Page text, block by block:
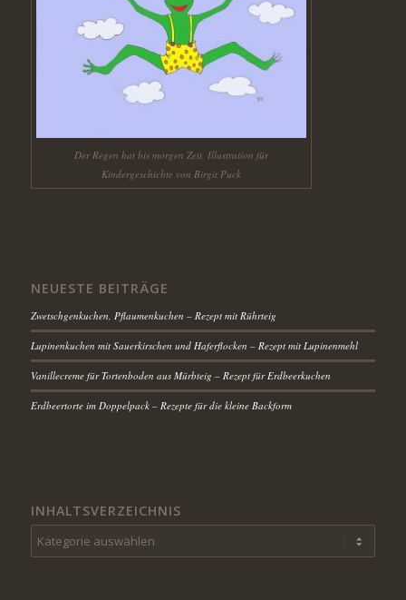
Der Regen hat bis morgen Zeit, Illustration für
Kindergeschichte von Birgit Puck
NEUESTE BEITRÄGE
Zwetschgenkuchen, Pflaumenkuchen – Rezept mit Rührteig
Lupinenkuchen mit Sauerkirschen und Haferflocken – Rezept mit Lupinenmehl
Vanillecreme für Tortenboden aus Mürbteig – Rezept für Erdbeerkuchen
Erdbeertorte im Doppelpack – Rezepte für die kleine Backform
INHALTSVERZEICHNIS